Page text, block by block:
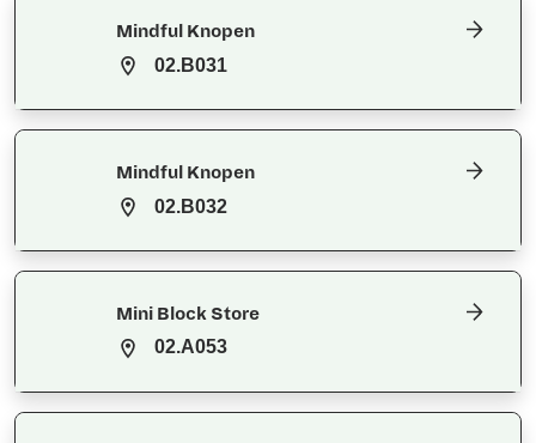
Mindful Knopen
02.B031
Mindful Knopen
02.B032
Mini Block Store
02.A053